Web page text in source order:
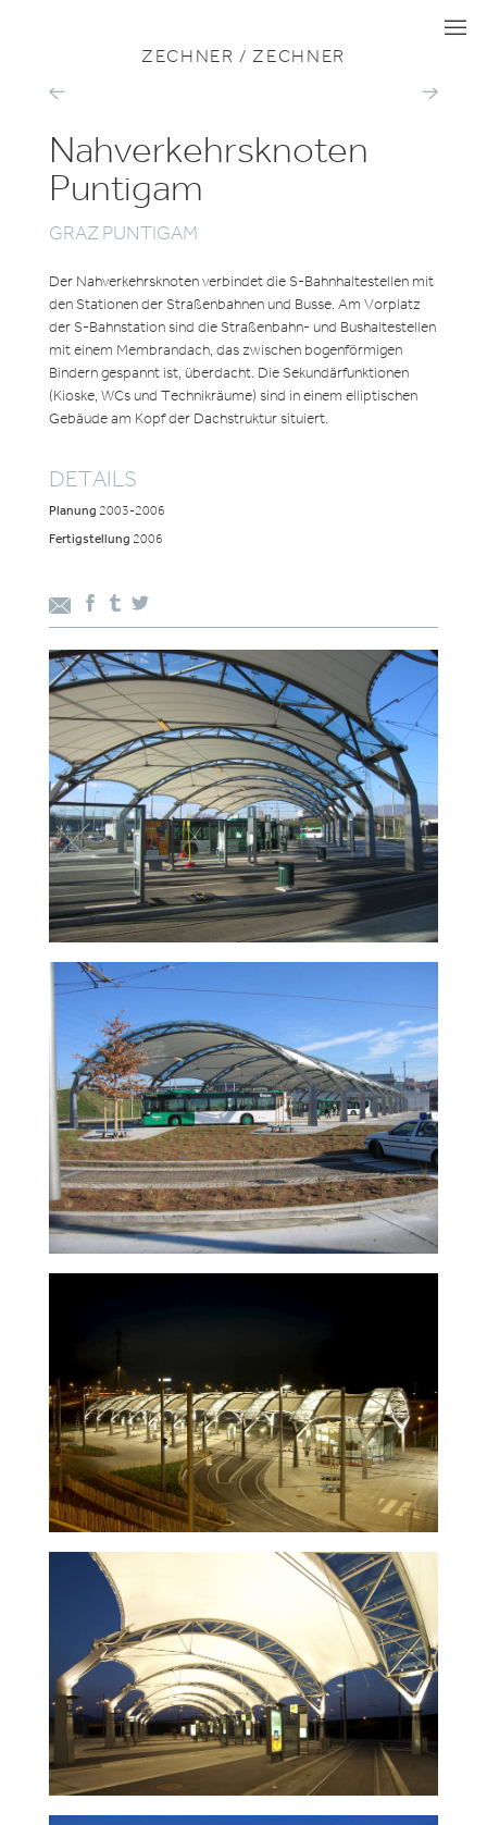
I
I
I
ZECHNER / ZECHNER
BAHNHOFSOFFENSIVE
Nahverkehrsknoten
Puntigam
GRAZ PUNTIGAM
Der Nahverkehrsknoten verbindet die S-Bahnhaltestellen mit
den Stationen der Straßenbahnen und Busse. Am Vorplatz
der S-Bahnstation sind die Straßenbahn- und Bushaltestellen
mit einem Membrandach, das zwischen bogenförmigen
Bindern gespannt ist, überdacht. Die Sekundärfunktionen
(Kioske, WCs und Technikräume) sind in einem elliptischen
Gebäude am Kopf der Dachstruktur situiert.
DETAILS
Planung 2003-2006
Fertigstellung 2006